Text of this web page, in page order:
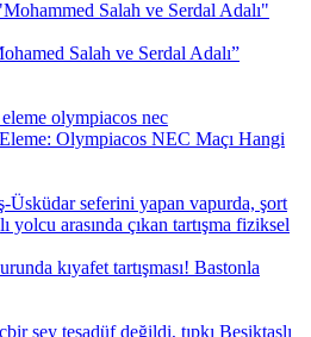
Salah ve Serdal Adalı”
Olympiacos NEC Maçı Hangi
kıyafet tartışması! Bastonla